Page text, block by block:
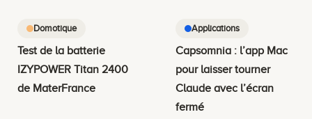
Domotique
Test de la batterie
IZYPOWER Titan 2400
de MaterFrance
Applications
Capsomnia : l’app Mac
pour laisser tourner
Claude avec l’écran
fermé